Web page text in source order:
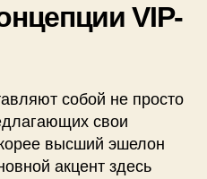
VIP-
собой не просто
свои
высший эшелон
акцент здесь